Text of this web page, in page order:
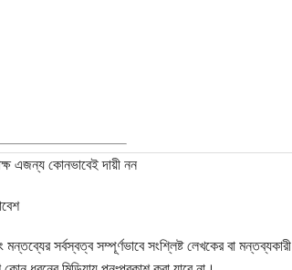
এজন্য কোনভাবেই দায়ী নন
সর্বস্বত্ব সম্পূর্ণভাবে সংশ্লিষ্ট লেখকের বা মন্তব্যকারী